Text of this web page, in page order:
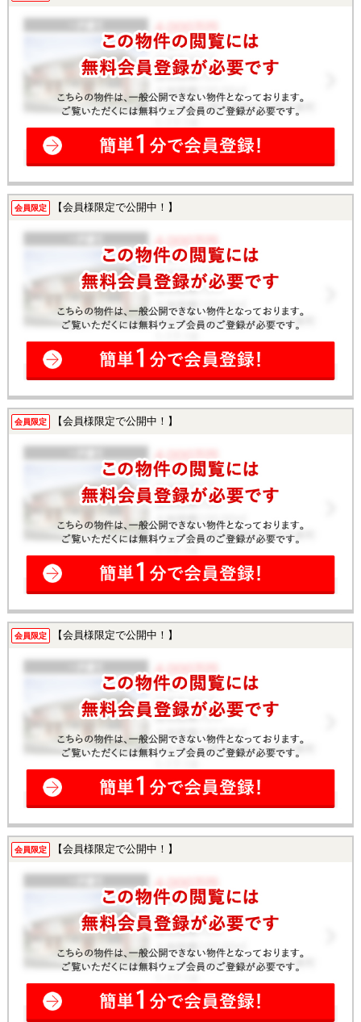
会員限定 【会員様限定で公開中！】
会員限定 【会員様限定で公開中！】
会員限定 【会員様限定で公開中！】
会員限定 【会員様限定で公開中！】